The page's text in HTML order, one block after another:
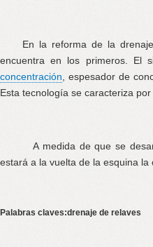
En la reforma de la
encuentra en los primeros. El
concentración , espesador de
Esta tecnología se caracteriza
A medida de que se
estará a la vuelta de la esquina
Palabras claves:drenaje de relaves